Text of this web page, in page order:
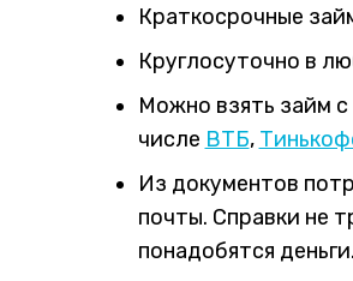
Краткосрочные
Круглосуточно в
Можно взять займ
числе ВТБ,
Из документов
почты. Справки не
понадобятся деньги.